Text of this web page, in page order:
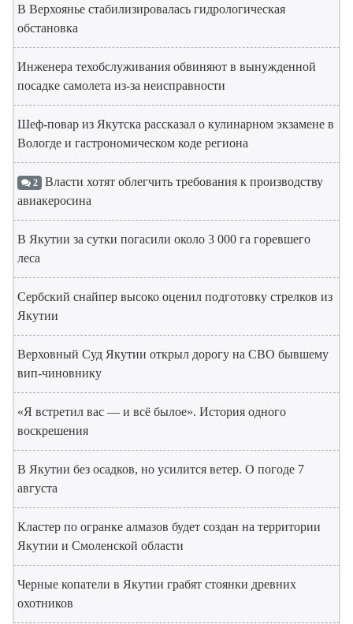
В Верхоянье стабилизировалась гидрологическая
обстановка
Инженера техобслуживания обвиняют в вынужденной
посадке самолета из-за неисправности
Шеф-повар из Якутска рассказал о кулинарном экзамене в
Вологде и гастрономическом коде региона
2 Власти хотят облегчить требования к производству
авиакеросина
В Якутии за сутки погасили около 3 000 га горевшего
леса
Сербский снайпер высоко оценил подготовку стрелков из
Якутии
Верховный Суд Якутии открыл дорогу на СВО бывшему
вип-чиновнику
«Я встретил вас — и всё былое». История одного
воскрешения
В Якутии без осадков, но усилится ветер. О погоде 7
августа
Кластер по огранке алмазов будет создан на территории
Якутии и Смоленской области
Черные копатели в Якутии грабят стоянки древних
охотников